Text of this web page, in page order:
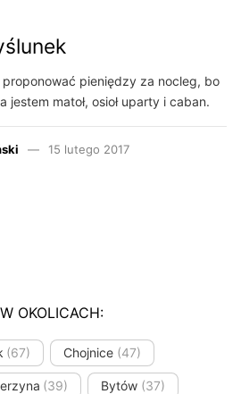
pieniędzy za nocleg, bo
jestem matoł, osioł uparty i caban.
15 lutego 2017
OKOLICACH:
(67) Chojnice (47)
(39) Bytów (37)